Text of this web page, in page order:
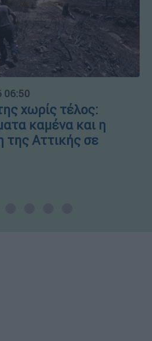
06:50
χωρίς τέλος:
καμένα και η
της Αττικής σε